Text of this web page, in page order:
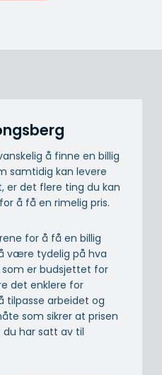
å finne en billig
samtidig kan levere
er det flere ting du kan
å få en rimelig pris.
for å få en billig
være tydelig på hva
som er budsjettet for
det enklere for
tilpasse arbeidet og
som sikrer at prisen
har satt av til